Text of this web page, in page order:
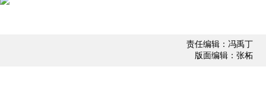
责任编辑：冯禹丁
版面编辑：张柘